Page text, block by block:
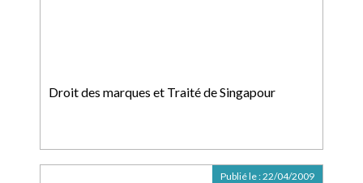
Droit des marques et Traité de Singapour
Publié le :22/04/2009